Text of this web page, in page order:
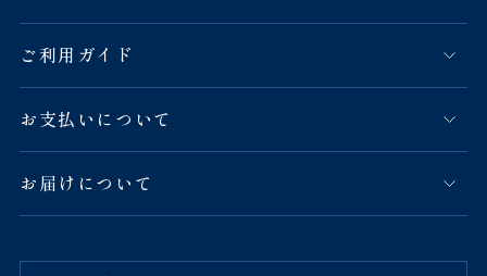
ご利用ガイド
お支払いについて
お届けについて